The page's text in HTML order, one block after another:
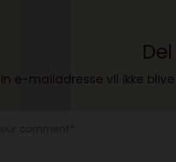
e-mailadresse vil ikke